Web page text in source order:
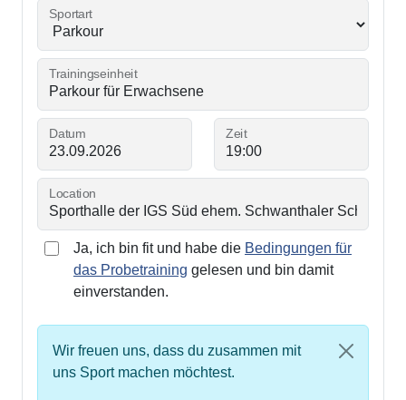
Sportart
Trainingseinheit
Datum Zeit
Location
Ja, ich bin fit und habe die Bedingungen für
das Probetraining gelesen und bin damit
einverstanden.
Wir freuen uns, dass du zusammen mit
uns Sport machen möchtest.